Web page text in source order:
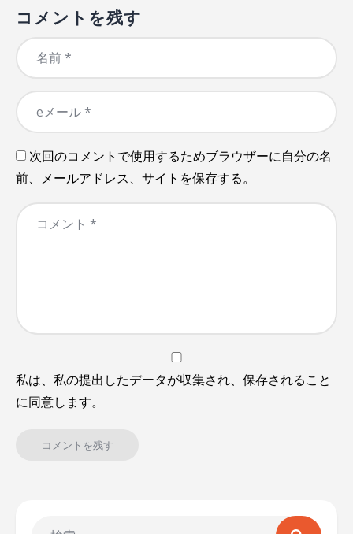
コメントを残す
次回のコメントで使用するためブラウザーに自分の名
前、メールアドレス、サイトを保存する。
私は、私の提出したデータが収集され、保存されること
に同意します。